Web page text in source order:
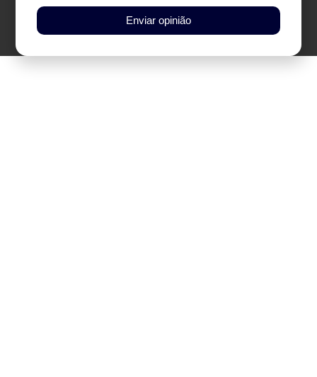
Enviar opinião